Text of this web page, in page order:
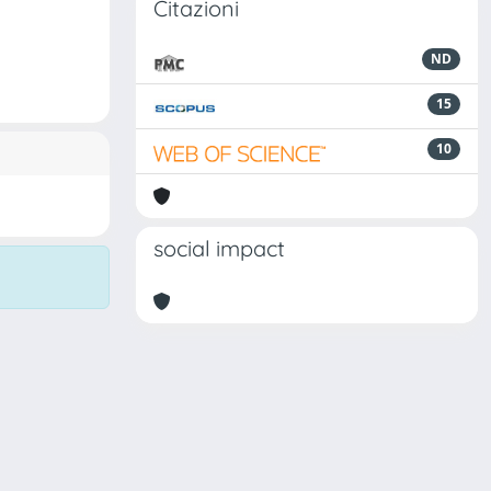
Citazioni
ND
15
10
social impact